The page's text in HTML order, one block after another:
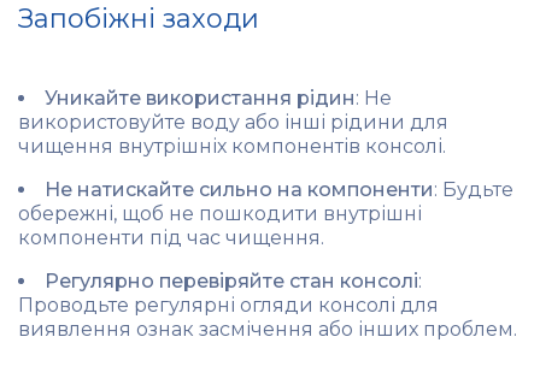
Запобіжні заходи
Уникайте використання рідин: Не
використовуйте воду або інші рідини для
чищення внутрішніх компонентів консолі.
Не натискайте сильно на компоненти: Будьте
обережні, щоб не пошкодити внутрішні
компоненти під час чищення.
Регулярно перевіряйте стан консолі:
Проводьте регулярні огляди консолі для
виявлення ознак засмічення або інших проблем.